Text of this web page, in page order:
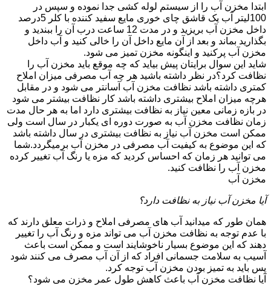
ابتدا مخزن آب را از سیستم لوله کشی جدا نموده و سپس در
100لیتر آب یک قاشق چای خوری مایع سفید کننده با کلر 5درصد
داخل مخزن آب بریزید و در مدت 12 ساعت درب آن را ببندید و
بگذارید بماند و بعد از آن مایع داخل آن را خالی کنید و آب داخل
مخزن آب پرکنید و اینگونه مخزن تمیز می شود.
شاید این سوال برایتان پیش بیاید که چه موقع باید مخزن آب را
نظافت کرد؟در نظر داشته باشید هر چه آب مصرفی میزان املاح
کمتری داشته باشد نظافت مخزن آب آسانتر می شود و در مقابل
هرچه میزان املاح بیشتری داشته باشد کار نظافت بیشتر می شود
در بازه زمانی معین نیاز به نظافت بیشتری دارد اما به هر حال مدت
زمان نظافت مخزن آب به صورت دوره ای یکبار در سال است ولی
ممکن است مخزن آب نیاز به نظافت بیشتری در سال داشته باشد
که این موضوع به کیفیت آب مصرفی در مخزن آب برمیگردد.شما
می توانید هر زمان که احساس کردید که مزه یا رنگ آب تغییر کرده
مخزن آب را نظافت کنید.
مخزن آب
آیا مخزن آب نیاز به نظافت دارد؟
همان طور که میدانید آب های مصرفی املاح و ذرات معلق دارند که
با عدم توجه به نظافت مخزن آب می تواند مزه و رنگ آب را تغییر
دهند که این موضوع بسیار ناخوشایند است و ممکن است باعث
آسیب به سلامت جسمانی افراد که از آن آب مصرف می کنند شود
پس باید به تمیز بودن مخزن آب توجه کرد.
آیا نظافت مخزن آب باعث کاهش طول عمر مخزن می شود؟